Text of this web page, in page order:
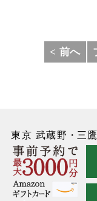
< 前へ
東京 武蔵野 ・ 三鷹